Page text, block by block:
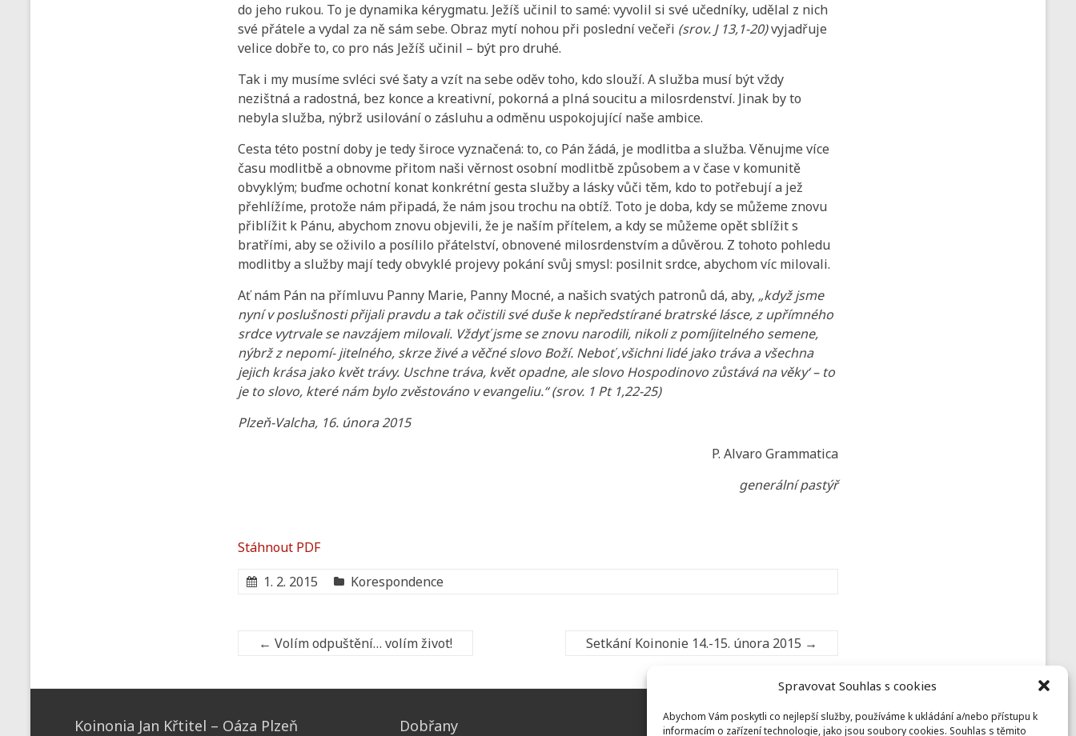
Spravovat Souhlas s cookies
Abychom Vám poskytli co nejlepší služby, používáme k ukládání a/nebo přístupu k
informacím o zařízení technologie, jako jsou soubory cookies. Souhlas s těmito
do jeho rukou. To je dynamika kérygmatu. Ježíš učinil to samé: vyvolil si své učedníky, udělal z nich
své přátele a vydal za ně sám sebe. Obraz mytí nohou při poslední večeři (srov. J 13,1-20)vyjadřuje
velice dobře to, co pro nás Ježíš učinil – být pro druhé.
Tak i my musíme svléci své šaty a vzít na sebe oděv toho, kdo slouží. A služba musí být vždy
nezištná a radostná, bez konce a kreativní, pokorná a plná soucitu a milosrdenství. Jinak by to
nebyla služba, nýbrž usilování o zásluhu a odměnu uspokojující naše ambice.
Cesta této postní doby je tedy široce vyznačená: to, co Pán žádá, je modlitba a služba. Věnujme více
času modlitbě a obnovme přitom naši věrnost osobní modlitbě způsobem a v čase v komunitě
obvyklým; buďme ochotní konat konkrétní gesta služby a lásky vůči těm, kdo to potřebují a jež
přehlížíme, protože nám připadá, že nám jsou trochu na obtíž. Toto je doba, kdy se můžeme znovu
přiblížit k Pánu, abychom znovu objevili, že je naším přítelem, a kdy se můžeme opět sblížit s
bratřími, aby se oživilo a posílilo přátelství, obnovené milosrdenstvím a důvěrou. Z tohoto pohledu
modlitby a služby mají tedy obvyklé projevy pokání svůj smysl: posilnit srdce, abychom víc milovali.
Ať nám Pán na přímluvu Panny Marie, Panny Mocné, a našich svatých patronů dá, aby, „když jsme
nyní v poslušnosti přijali pravdu a tak očistili své duše k nepředstírané bratrské lásce, z upřímného
srdce vytrvale se navzájem milovali. Vždyť jsme se znovu narodili, nikoli z pomíjitelného semene,
nýbrž z nepomí- jitelného, skrze živé a věčné slovo Boží. Neboť ‚všichni lidé jako tráva a všechna
jejich krása jako květ trávy. Uschne tráva, květ opadne, ale slovo Hospodinovo zůstává na věky‘ – to
je to slovo, které nám bylo zvěstováno v evangeliu.“ (srov. 1 Pt 1,22-25)
Plzeň-Valcha, 16. února 2015
P. Alvaro Grammatica
generální pastýř
Stáhnout PDF
1. 2. 2015
Korespondence
← Volím odpuštění… volím život! Setkání Koinonie 14.-15. února 2015 →
Koinonia Jan Křtitel – Oáza Plzeň Dobřany Prusiny